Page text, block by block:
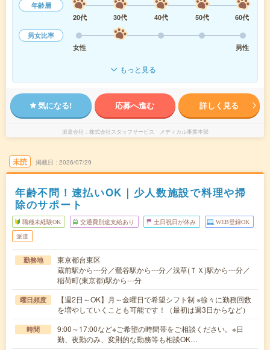
年齢層
20代
30代 40代 50代
60代
男女比率
女性
男性
もっと見る
気になる! 応募へ進む 詳しく見る
派遣会社 株式会社スタッフサービス メディカル事業本部
未読 掲載日 2026/07/29
年齢不問！速払いOK｜少人数施設で料理や掃
除のサポート
職種未経験OK 交通費別途支給あり 土日祝日が休み WEB登録OK
派遣
勤務地
東京都台東区
蔵前駅から---分／鶯谷駅から---分／浅草(ＴＸ)駅から---分／
稲荷町(東京都)駅から---分
曜日頻度
【週2日～OK】月～金曜日で希望シフト制 ※徐々に勤務回数
を増やしていくことも可能です！（最初は週3日からなど）
時間
9:00～17:00など※ご希望の時間帯をご相談ください。※日
勤、夜勤のみ、変則的な勤務等も相談OK…